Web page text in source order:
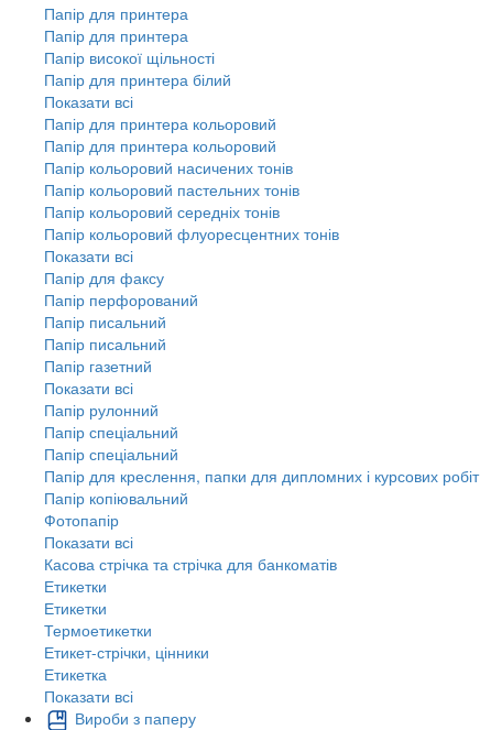
Папір для принтера
Папір для принтера
Папір високої щільності
Папір для принтера білий
Показати всі
Папір для принтера кольоровий
Папір для принтера кольоровий
Папір кольоровий насичених тонів
Папір кольоровий пастельних тонів
Папір кольоровий середніх тонів
Папір кольоровий флуоресцентних тонів
Показати всі
Папір для факсу
Папір перфорований
Папір писальний
Папір писальний
Папір газетний
Показати всі
Папір рулонний
Папір спеціальний
Папір спеціальний
Папір для креслення, папки для дипломних і курсових робіт
Папір копіювальний
Фотопапір
Показати всі
Касова стрічка та стрічка для банкоматів
Етикетки
Етикетки
Термоетикетки
Етикет-стрічки, цінники
Етикетка
Показати всі
Вироби з паперу